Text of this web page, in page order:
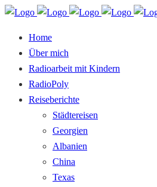
Home
Über mich
Radioarbeit mit Kindern
RadioPoly
Reiseberichte
Städtereisen
Georgien
Albanien
China
Texas